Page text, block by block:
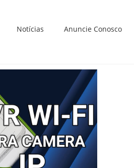
Notícias Anuncie Conosco